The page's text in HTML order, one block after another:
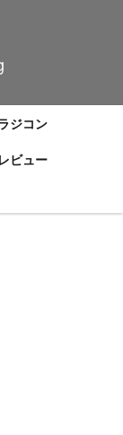
ジコン
レビュー